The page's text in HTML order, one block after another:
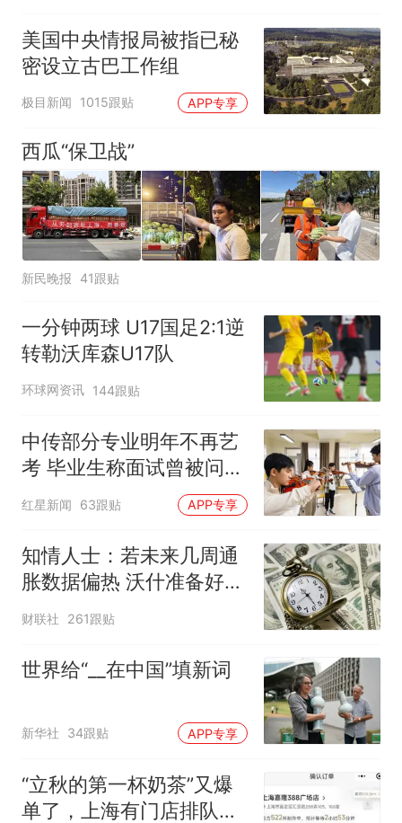
美国中央情报局被指已秘
密设立古巴工作组
极目新闻 1015跟贴 APP专享
西瓜“保卫战”
新民晚报 41跟贴
一分钟两球 U17国足2:1逆
转勒沃库森U17队
环球网资讯 144跟贴
中传部分专业明年不再艺
考 毕业生称面试曾被问
“如何策划晚会” 专家：遏
制“艺考捷径化”
红星新闻 63跟贴 APP专享
知情人士：若未来几周通
胀数据偏热 沃什准备好加
息
财联社 261跟贴
世界给“__在中国”填新词
新华社 34跟贴 APP专享
“立秋的第一杯奶茶”又爆
单了，上海有门店排队超